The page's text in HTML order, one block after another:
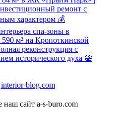
ремонт с
характером 💰
спа-зоны в
590 м² на Кропоткинской
реконструкция с
исторического духа 🛀
наш сайт a-s-buro.com